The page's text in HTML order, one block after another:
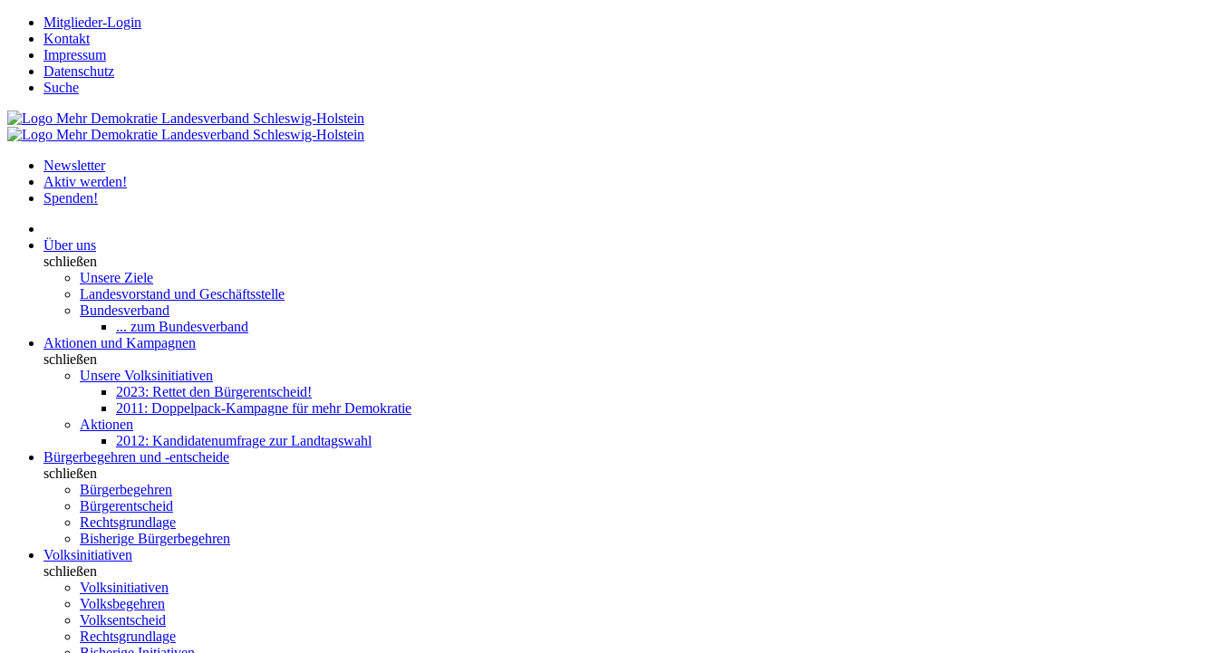
Mitglieder-Login
Kontakt
Impressum
Datenschutz
Suche
Newsletter
Aktiv werden!
Spenden!
Über uns
schließen
Unsere Ziele
Landesvorstand und Geschäftsstelle
Bundesverband
... zum Bundesverband
Aktionen und Kampagnen
schließen
Unsere Volksinitiativen
2023: Rettet den Bürgerentscheid!
2011: Doppelpack-Kampagne für mehr Demokratie
Aktionen
2012: Kandidatenumfrage zur Landtagswahl
Bürgerbegehren und -entscheide
schließen
Bürgerbegehren
Bürgerentscheid
Rechtsgrundlage
Bisherige Bürgerbegehren
Volksinitiativen
schließen
Volksinitiativen
Volksbegehren
Volksentscheid
Rechtsgrundlage